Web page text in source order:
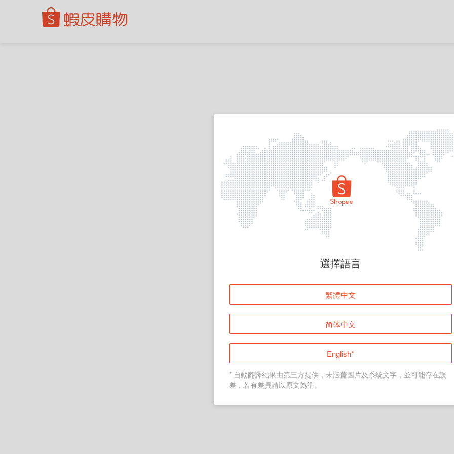
頁面無法顯示
登入
返回首頁
選擇語言
繁體中文
简体中文
English*
* 自動翻譯結果由第三方提供，未涵蓋圖片及系統文字，並可能存在誤
差，若有差異請以原文為準。